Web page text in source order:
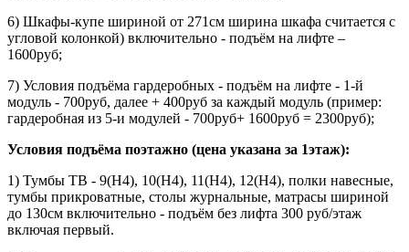
6) Шкафы-купе шириной от 271см ширина шкафа считается с
угловой колонкой) включительно - подъём на лифте –
1600руб;
7) Условия подъёма гардеробных - подъём на лифте - 1-й
модуль - 700руб, далее + 400руб за каждый модуль (пример:
гардеробная из 5-и модулей - 700руб+ 1600руб = 2300руб);
Условия подъёма поэтажно (цена указана за 1этаж):
1) Тумбы ТВ - 9(Н4), 10(Н4), 11(Н4), 12(Н4), полки навесные,
тумбы прикроватные, столы журнальные, матрасы шириной
до 130см включительно - подъём без лифта 300 руб/этаж
включая первый.